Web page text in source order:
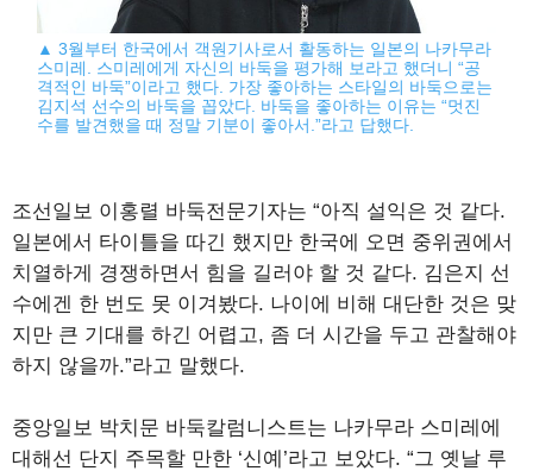
▲ 3월부터 한국에서 객원기사로서 활동하는 일본의 나카무라
스미레. 스미레에게 자신의 바둑을 평가해 보라고 했더니 “공
격적인 바둑”이라고 했다. 가장 좋아하는 스타일의 바둑으로는
김지석 선수의 바둑을 꼽았다. 바둑을 좋아하는 이유는 “멋진
수를 발견했을 때 정말 기분이 좋아서.”라고 답했다.
조선일보 이홍렬 바둑전문기자는 “아직 설익은 것 같다.
일본에서 타이틀을 따긴 했지만 한국에 오면 중위권에서
치열하게 경쟁하면서 힘을 길러야 할 것 같다. 김은지 선
수에겐 한 번도 못 이겨봤다. 나이에 비해 대단한 것은 맞
지만 큰 기대를 하긴 어렵고, 좀 더 시간을 두고 관찰해야
하지 않을까.”라고 말했다.
중앙일보 박치문 바둑칼럼니스트는 나카무라 스미레에
대해선 단지 주목할 만한 ‘신예’라고 보았다. “그 옛날 루